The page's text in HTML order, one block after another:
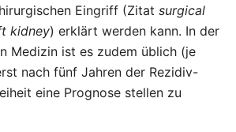
Eingriff (Zitat surgical
kidney) erklärt werden kann. In der
Medizin ist es zudem üblich (je
nach fünf Jahren der Rezidiv-
eine Prognose stellen zu